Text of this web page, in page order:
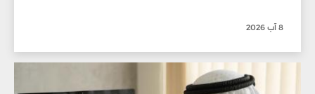
8 آب 2026